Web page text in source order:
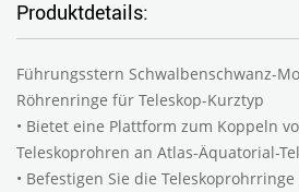
Produktdetails:
Führungsstern Schwalbenschwanz-
Röhrenringe für Teleskop-Kurztyp
• Bietet eine Plattform zum Koppeln
Teleskoprohren an Atlas-Äquatorial-
• Befestigen Sie die